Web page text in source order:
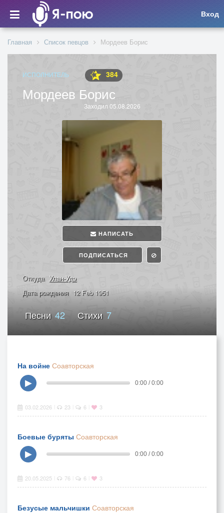
Вход
Главная Список певцов Мордеев Борис
ИСПОЛНИТЕЛЬ 384
Мордеев Борис
Заходил 05.08.2026
НАПИСАТЬ
ПОДПИСАТЬСЯ
Откуда Улан-Удэ
Дата рождения 12 Feb 1951
Песни42 Стихи 7
На войне Соавторская
▶
0:00 / 0:00
03.02.2026 23 6 3
Боевые буряты Соавторская
▶
0:00 / 0:00
20.05.2025 76 6 3
Безусые мальчишки Соавторская